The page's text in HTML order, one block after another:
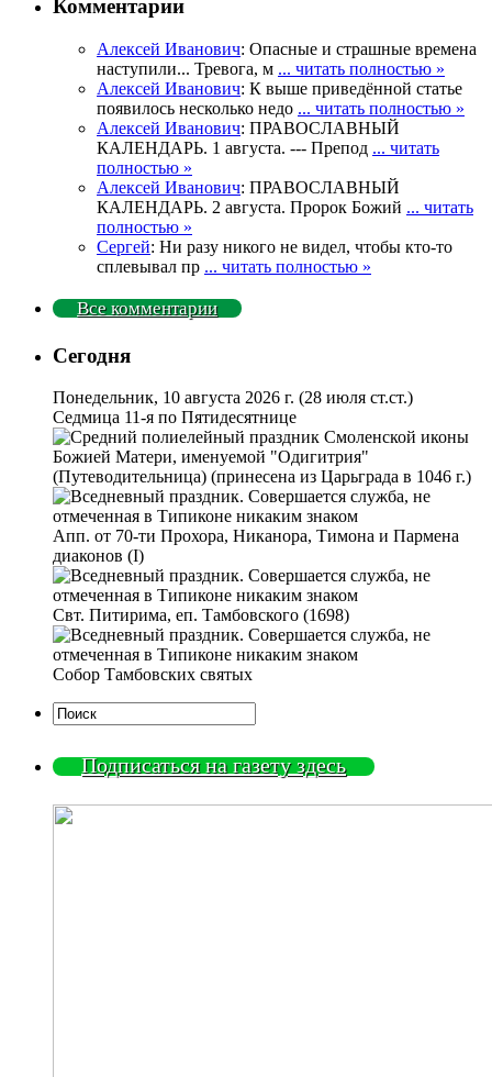
Комментарии
Алексей Иванович: Опасные и страшные времена
наступили... Тревога, м ... читать полностью »
Алексей Иванович: К выше приведённой статье
появилось несколько недо ... читать полностью »
Алексей Иванович: ПРАВОСЛАВНЫЙ
КАЛЕНДАРЬ. 1 августа. --- Препод ... читать
полностью »
Алексей Иванович: ПРАВОСЛАВНЫЙ
КАЛЕНДАРЬ. 2 августа. Пророк Божий ... читать
полностью »
Сергей: Ни разу никого не видел, чтобы кто-то
сплевывал пр ... читать полностью »
Все комментарии
Сегодня
Понедельник, 10 августа 2026 г. (28 июля ст.ст.)
Седмица 11-я по Пятидесятнице
Смоленской иконы
Божией Матери, именуемой "Одигитрия"
(Путеводительница) (принесена из Царьграда в 1046 г.)
Апп. от 70-ти Прохора, Никанора, Тимона и Пармена
диаконов (I)
Свт. Питирима, еп. Тамбовского (1698)
Собор Тамбовских святых
Подписаться на газету здесь